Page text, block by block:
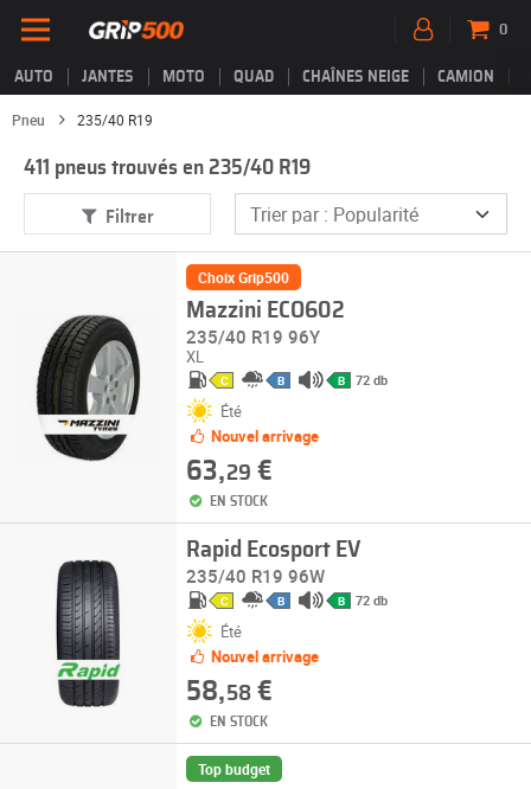
AUTO JANTES MOTO QUAD CHAÎNES NEIGE CAMION
0
Pneu 235/40 R19
411 pneus trouvés en 235/40 R19
Filtrer
Choix Grip500
Mazzini ECO602
235/40 R19 96Y
XL
C B B 72 db
Été
Nouvel arrivage
63,29 €
EN STOCK
Rapid Ecosport EV
235/40 R19 96W
C B B 72 db
Été
Nouvel arrivage
58,58€
EN STOCK
Top budget